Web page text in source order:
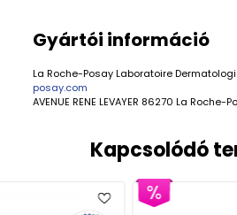
Gyártói információ
La Roche-Posay Laboratoire
posay.com
AVENUE RENE LEVAYER 86270 La Roche-
Kapcsolódó